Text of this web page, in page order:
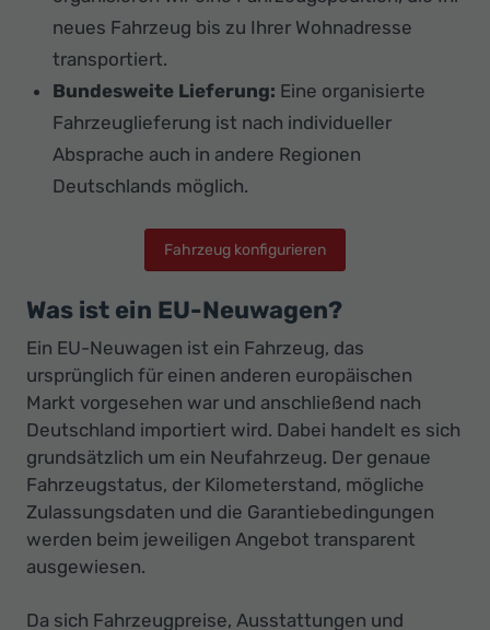
neues Fahrzeug bis zu Ihrer Wohnadresse
transportiert.
Bundesweite Lieferung: Eine organisierte
Fahrzeuglieferung ist nach individueller
Absprache auch in andere Regionen
Deutschlands möglich.
Fahrzeug konfigurieren
Was ist ein EU-Neuwagen?
Ein EU-Neuwagen ist ein Fahrzeug, das
ursprünglich für einen anderen europäischen
Markt vorgesehen war und anschließend nach
Deutschland importiert wird. Dabei handelt es sich
grundsätzlich um ein Neufahrzeug. Der genaue
Fahrzeugstatus, der Kilometerstand, mögliche
Zulassungsdaten und die Garantiebedingungen
werden beim jeweiligen Angebot transparent
ausgewiesen.
Da sich Fahrzeugpreise, Ausstattungen und